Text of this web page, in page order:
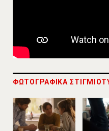
ΦΩΤΟΓΡΑΦΙΚΑ